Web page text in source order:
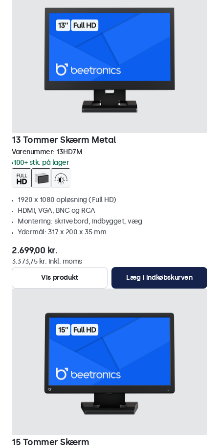
13 Tommer Skærm Metal
Varenummer: 13HD7M
100+ stk. på lager
1920 x 1080 opløsning (Full HD)
HDMI, VGA, BNC og RCA
Montering: skrivebord, indbygget, væg
Ydermål: 317 x 200 x 35 mm
2.699,00 kr.
3.373,75 kr. inkl. moms
Vis produkt
Læg i indkøbskurven
15 Tommer Skærm